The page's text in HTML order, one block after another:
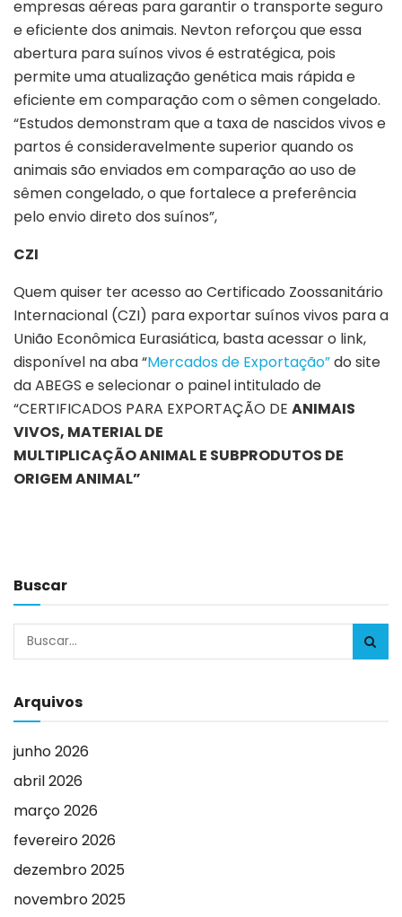
empresas aéreas para garantir o transporte seguro
e eficiente dos animais. Nevton reforçou que essa
abertura para suínos vivos é estratégica, pois
permite uma atualização genética mais rápida e
eficiente em comparação com o sêmen congelado.
“Estudos demonstram que a taxa de nascidos vivos e
partos é consideravelmente superior quando os
animais são enviados em comparação ao uso de
sêmen congelado, o que fortalece a preferência
pelo envio direto dos suínos”,
CZI
Quem quiser ter acesso ao Certificado Zoossanitário
Internacional (CZI) para exportar suínos vivos para a
União Econômica Eurasiática, basta acessar o link,
disponível na aba “Mercados de Exportação”do site
da ABEGS e selecionar o painel intitulado de
“CERTIFICADOS PARA EXPORTAÇÃO DE ANIMAIS
VIVOS, MATERIAL DE
MULTIPLICAÇÃO ANIMAL E SUBPRODUTOS DE
ORIGEM ANIMAL”
Buscar
Arquivos
junho 2026
abril 2026
março 2026
fevereiro 2026
dezembro 2025
novembro 2025